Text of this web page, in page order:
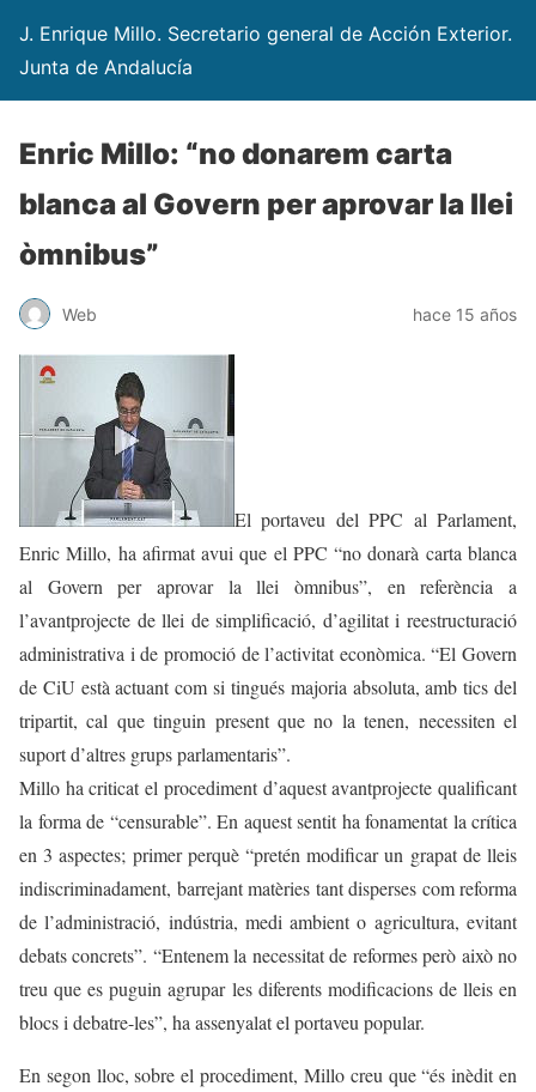
J. Enrique Millo. Secretario general de Acción Exterior.
Junta de Andalucía
Enric Millo: “no donarem carta
blanca al Govern per aprovar la llei
òmnibus”
Web hace 15 años
El portaveu del PPC al Parlament,
Enric Millo, ha afirmat avui que el PPC “no donarà carta blanca
al Govern per aprovar la llei òmnibus”, en referència a
l’avantprojecte de llei de simplificació, d’agilitat i reestructuració
administrativa i de promoció de l’activitat econòmica. “El Govern
de CiU està actuant com si tingués majoria absoluta, amb tics del
tripartit, cal que tinguin present que no la tenen, necessiten el
suport d’altres grups parlamentaris”.
Millo ha criticat el procediment d’aquest avantprojecte qualificant
la forma de “censurable”. En aquest sentit ha fonamentat la crítica
en 3 aspectes; primer perquè “pretén modificar un grapat de lleis
indiscriminadament, barrejant matèries tant disperses com reforma
de l’administració, indústria, medi ambient o agricultura, evitant
debats concrets”. “Entenem la necessitat de reformes però això no
treu que es puguin agrupar les diferents modificacions de lleis en
blocs i debatre-les”, ha assenyalat el portaveu popular.
En segon lloc, sobre el procediment, Millo creu que “és inèdit en